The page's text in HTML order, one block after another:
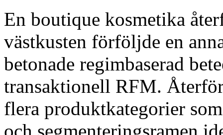
En boutique kosmetika
västkusten förföljde en
betonade regimbaserad
transaktionell RFM.
flera produktkategorier
och segmenteringsramen